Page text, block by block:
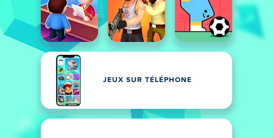
JEUX SUR TÉLÉPHONE